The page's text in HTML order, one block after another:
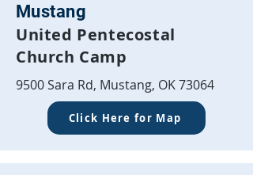
Mustang
United Pentecostal
Church Camp
9500 Sara Rd, Mustang, OK 73064
Click Here for Map